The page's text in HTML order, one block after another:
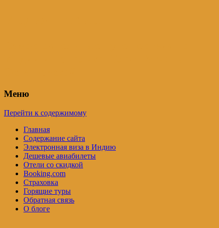
Меню
Перейти к содержимому
Главная
Содержание сайта
Электронная виза в Индию
Дешевые авиабилеты
Отели со скидкой
Booking.com
Страховка
Горящие туры
Обратная связь
О блоге